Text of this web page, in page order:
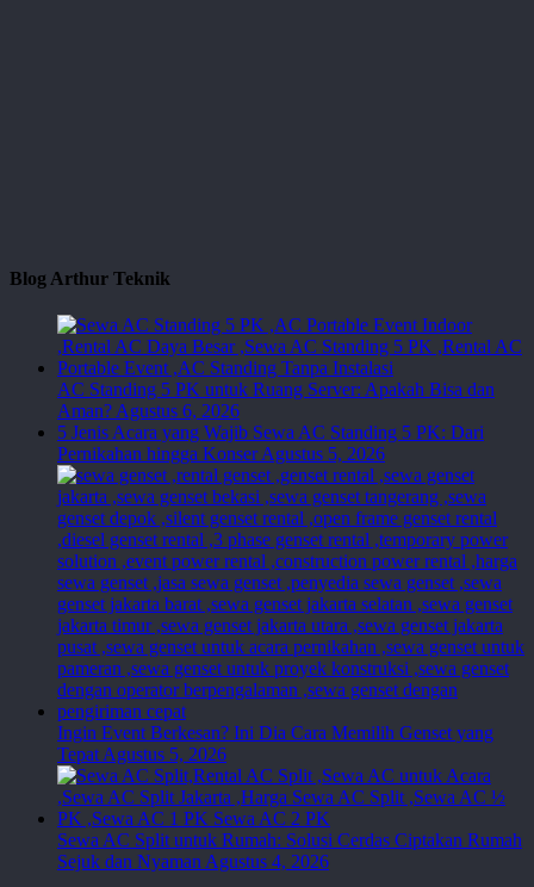
Blog Arthur Teknik
AC Standing 5 PK untuk Ruang Server: Apakah Bisa dan
Aman? Agustus 6, 2026
5 Jenis Acara yang Wajib Sewa AC Standing 5 PK: Dari
Pernikahan hingga Konser Agustus 5, 2026
Ingin Event Berkesan? Ini Dia Cara Memilih Genset yang
Tepat Agustus 5, 2026
Sewa AC Split untuk Rumah: Solusi Cerdas Ciptakan Rumah
Sejuk dan Nyaman Agustus 4, 2026